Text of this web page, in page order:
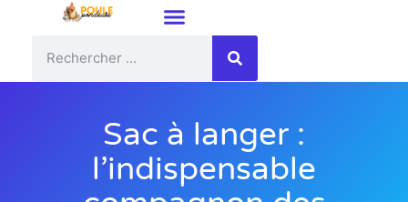
Sac à langer :
l’indispensable